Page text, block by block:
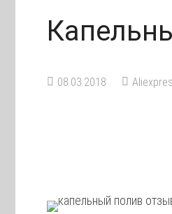
08.03.2018